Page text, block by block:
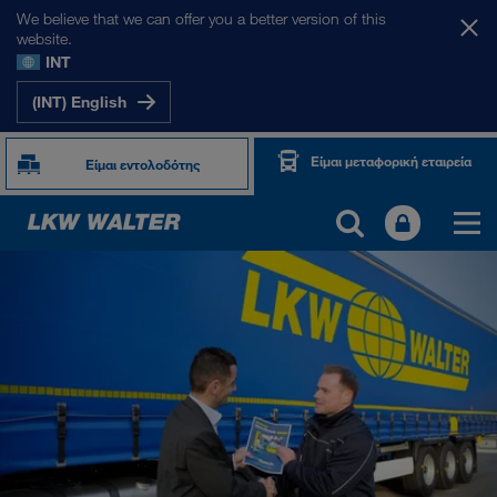
We believe that we can offer you a better version of this
website.
INT
(INT) English
Είμαι εντολοδότης Είμαι μεταφορική εταιρεία
WE GROW
WE CARE